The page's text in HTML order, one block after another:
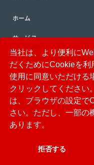
ホーム
サービス
コンサルタント紹介
ニュース
免責事項
© CM Plus Corporation All rights
当社は、より便利に
だくためにCookieを
使用に同意いただける
クリックしてください
は、ブラウザの設定で
さい。ただし、一部の
あります。
拒否する